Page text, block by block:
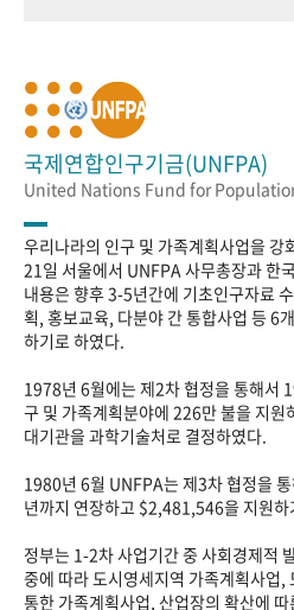
국제연합인구기금(UNFPA)
United Nations Fund for
우리나라의 인구 및 가족계획사업을
21일 서울에서 UNFPA 사무총장과 한
내용은 향후 3-5년간에 기초인구자료
획, 홍보교육, 다분야 간 통합사업 등 6
하기로 하였다.
1978년 6월에는 제2차 협정을 통해서
구 및 가족계획분야에 226만 불을 지원
대기관을 과학기술처로 결정하였다.
1980년 6월 UNFPA는 제3차 협정을
년까지 연장하고 $2,481,546을 지원하
정부는 1-2차 사업기간 중 사회경제적
중에 따라 도시영세지역 가족계획사업,
통한 가족계획사업, 산업장의 확산에